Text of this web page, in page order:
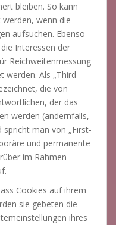
bleiben. So kann
wenn die
aufsuchen. Ebenso
Interessen der
Reichweitenmessung
werden. Als „Third-
die von
der das
werden (andernfalls,
spricht man von „First-
und permanente
im Rahmen
Cookies auf ihrem
sie gebeten die
ihres